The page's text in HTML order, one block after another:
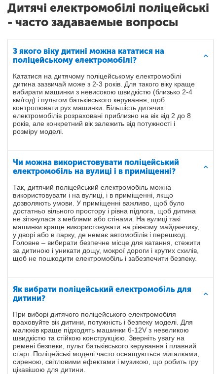
Дитячі електромобілі поліцейські
- часто задаваемые вопросы
З якого віку дитині можна кататися на
поліцейському електромобілі?
Кататися на дитячому поліцейському електромобілі
дитина зазвичай може з 2-3 років. Для такого віку краще
вибирати машинки з невисокою швидкістю (близько 2-4
км/год) і пультом батьківського керування, щоб
контролювати рух машинки. Більшість дитячих
електромобілів розраховані приблизно на вік від 2 до 8
років, але конкретний вік залежить від потужності і
розміру моделі.
Чи можна використовувати поліцейський
електромобіль на вулиці і в приміщенні?
Так, дитячий поліцейський електромобіль можна
використовувати і на вулиці, і в приміщенні, якщо
дозволяють умови. У приміщенні важливо, щоб було
достатньо вільного простору і рівна підлога, щоб дитина
не зіткнулася з меблями або стінами. На вулиці такі
машинки краще використовувати на рівному майданчику,
у дворі або в парку, де немає автомобілів і перешкод.
Головне – вибирати безпечне місце для катання, стежити
за дитиною і уникати дощу, мокрої дороги і крутих схилів,
щоб не пошкодити електромобіль і забезпечити безпеку.
Як вибрати поліцейський електромобіль для
дитини?
При виборі дитячого поліцейського електромобіля
враховуйте вік дитини, потужність і безпеку моделі. Для
малюків краще підходять машинки 6-12V з невеликою
швидкістю та стійкою конструкцією. Зверніть увагу на
ремені безпеки, пульт батьківського керування і плавний
старт. Поліцейські моделі часто оснащуються мигалками,
сиреною, світловими ефектами і музикою, що робить гру
цікавішою для дитини.